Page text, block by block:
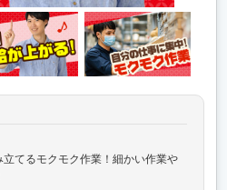
てるモクモク作業！細かい作業や